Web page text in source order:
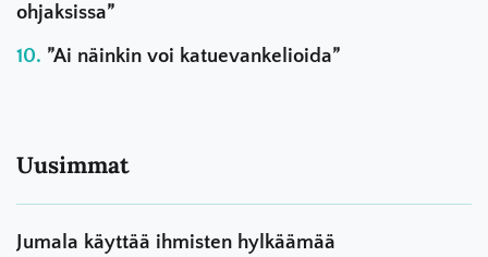
ohjaksissa”
”Ai näinkin voi katuevankelioida”
Uusimmat
Jumala käyttää ihmisten hylkäämää